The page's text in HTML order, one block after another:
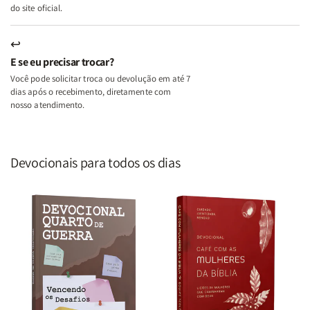
do site oficial.
↩
E se eu precisar trocar?
Você pode solicitar troca ou devolução em até 7
dias após o recebimento, diretamente com
nosso atendimento.
Devocionais para todos os dias